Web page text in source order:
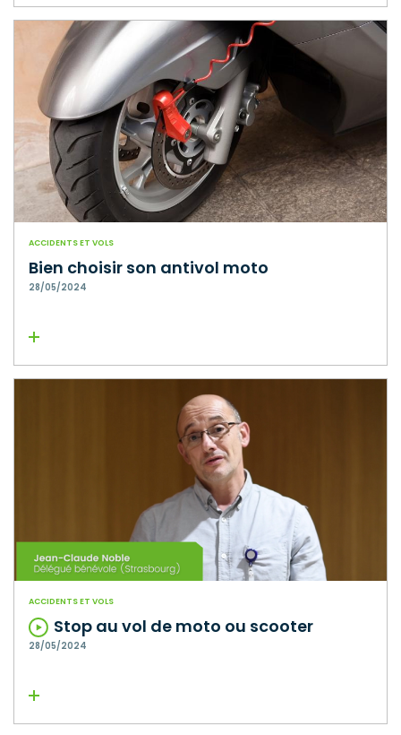
ACCIDENTS ET VOLS
Bien choisir son antivol moto
28/05/2024
Lire la suite
ACCIDENTS ET VOLS
Stop au vol de moto ou scooter
28/05/2024
Lire la suite